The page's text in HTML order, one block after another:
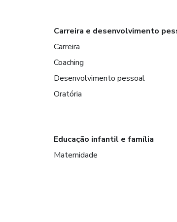
Carreira e desenvolvimento
Carreira
Coaching
Desenvolvimento pessoal
Oratória
Educação infantil e família
Maternidade